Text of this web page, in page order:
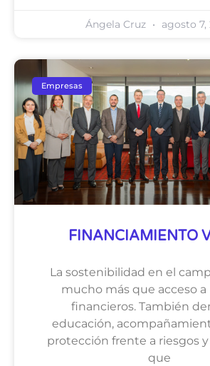
Ángela Cruz agosto 7,
Empresas
FINANCIAMIENTO
La sostenibilidad en el
mucho más que acceso a
financieros. También
educación,
protección frente a riesgos
que